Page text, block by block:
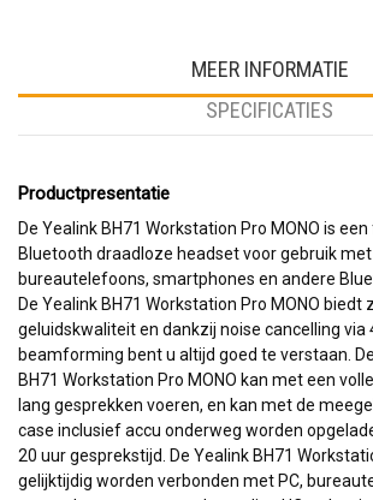
MEER INFORMATIE
SPECIFICATIES
Productpresentatie
De Yealink BH71 Workstation Pro MONO is
Bluetooth draadloze headset voor gebruik met
bureautelefoons, smartphones en andere
De Yealink BH71 Workstation Pro MONO biedt
geluidskwaliteit en dankzij noise cancelling via
beamforming bent u altijd goed te verstaan.
BH71 Workstation Pro MONO kan met een
lang gesprekken voeren, en kan met de
case inclusief accu onderweg worden
20 uur gesprekstijd. De Yealink BH71
gelijktijdig worden verbonden met PC,